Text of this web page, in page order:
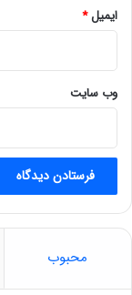
ایمیل*
وب‌ سایت
محبوب